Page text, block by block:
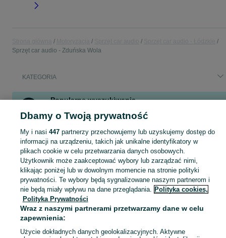
Sprzęt car audio - Zduńska Wola
KATEGORIA
Popularne wyszukiwania
stacja multimedialna
Skorzystaj z największego serwisu ogłoszeniowego - Zduńska Wola i okolice! - kupuj lub sprzedawaj jeszcze wygodniej w kategorii Sprzęt car audio! Zobacz
Mapa kategorii
Mapa miejscowości
Mapa ministron
Popularne wyszukiwania
Dbamy o Twoją prywatność
My i nasi 447partnerzy przechowujemy lub uzyskujemy dostęp do
informacji na urządzeniu, takich jak unikalne identyfikatory w
plikach cookie w celu przetwarzania danych osobowych.
Użytkownik może zaakceptować wybory lub zarządzać nimi,
klikając poniżej lub w dowolnym momencie na stronie polityki
prywatności. Te wybory będą sygnalizowane naszym partnerom i
nie będą miały wpływu na dane przeglądania. Polityka cookies,
Polityka Prywatności
Wraz z naszymi partnerami przetwarzamy dane w celu
zapewnienia:
Użycie dokładnych danych geolokalizacyjnych. Aktywne